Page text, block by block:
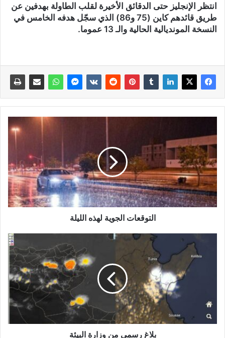
انتظر الإنجليز حتى الدقائق الأخيرة لقلب الطاولة بهدفين عن
طريق قائدهم كاين (75 و86) الذي سجّل هدفه الخامس في
النسخة المونديالية الحالية والـ 13 عموما.
التوقعات الجوية لهذه الليلة
بلاغ رسمي من وزارة البيئة